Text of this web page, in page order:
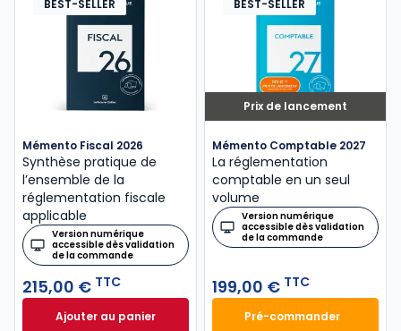
BEST-SELLER
Mémento Fiscal 2026
Synthèse pratique de
l’ensemble de la
réglementation fiscale
applicable
Version numérique
accessible dès validation
de la commande
215,00 € TTC
Ajouter au panierMémento Fiscal 2026 à 215,00 € TTC
Prix de lancement
BEST-SELLER
Mémento Comptable 2027
La réglementation
comptable en un seul
volume
Version numérique
accessible dès validation
de la commande
199,00 € TTC
Pré-commander
Mémento